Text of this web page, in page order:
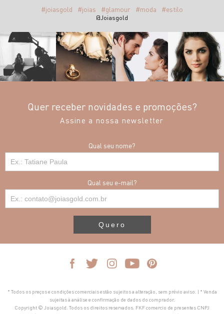
#joiasgold #joias #glamour #moda #estilo
@Joiasgold
Quer receber novidades e promoções?
Assine a nossa newsletter
Qual seu nome?
Qual seu e-mail?
Quero
* Todos os preços e condições comerciais estão sujeitos a alteração, sem prévio aviso. | * Venda
sujeitas à análise e confirmação de dados do comprador.
Copyright © Joiasgold. Todos os direitos reservados. FKF comercio de presentes CNPJ